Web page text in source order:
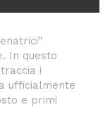
In questo
i
ufficialmente
e primi